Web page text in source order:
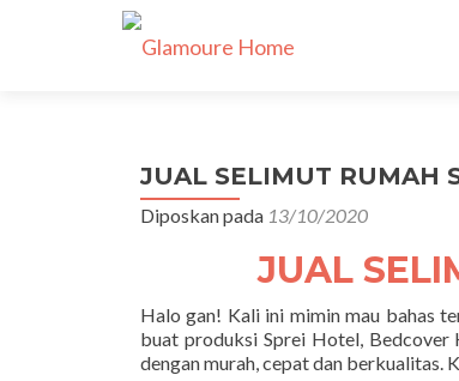
JUAL SELIMUT RUMAH
Diposkan pada 13/10/2020
JUAL
Halo gan! Kali ini mimin mau bahas
buat produksi Sprei Hotel,
dengan murah, cepat dan berkualitas.